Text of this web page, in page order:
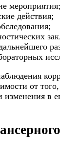
мероприятия;
действия;
от
в